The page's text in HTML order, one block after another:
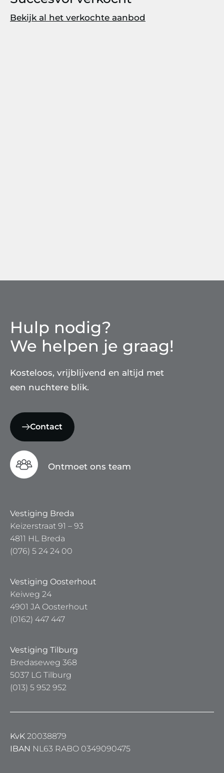
Bekijk al het verkochte aanbod
Hulp nodig?
We helpen je graag!
Kosteloos, vrijblijvend en altijd met
een nuchtere blik.
Contact
Ontmoet ons team
Vestiging Breda
Keizerstraat 91 – 93
4811 HL Breda
(076) 5 24 24 00
Vestiging Oosterhout
Keiweg 24
4901 JA Oosterhout
(0162) 447 447
Vestiging Tilburg
Bredaseweg 368
5037 LG Tilburg
(013) 5 952 952
KvK 20038879
IBAN NL63 RABO 0349090475